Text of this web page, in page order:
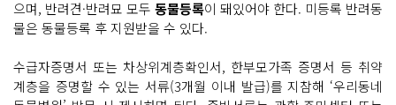
으며, 반려견·반려묘 모두 동물등록이 돼있어야 한다. 미등록 반려동
물은 동물등록 후 지원받을 수 있다.
수급자증명서 또는 차상위계층확인서, 한부모가족 증명서 등 취약
계층을 증명할 수 있는 서류(3개월 이내 발급)를 지참해 ‘우리동네